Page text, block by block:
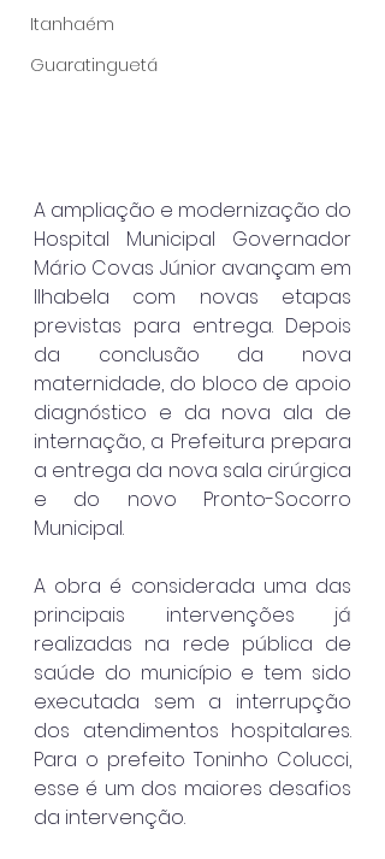
Itanhaém
Guaratinguetá
A ampliação e modernização do
Hospital Municipal Governador
Mário Covas Júnior avançam em
Ilhabela com novas etapas
previstas para entrega. Depois
da conclusão da nova
maternidade, do bloco de apoio
diagnóstico e da nova ala de
internação, a Prefeitura prepara
a entrega da nova sala cirúrgica
e do novo Pronto-Socorro
Municipal.
A obra é considerada uma das
principais intervenções já
realizadas na rede pública de
saúde do município e tem sido
executada sem a interrupção
dos atendimentos hospitalares.
Para o prefeito Toninho Colucci,
esse é um dos maiores desafios
da intervenção.